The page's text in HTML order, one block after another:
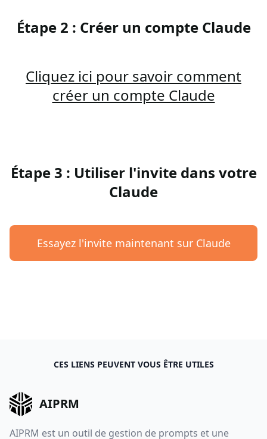
Étape 2 : Créer un compte Claude
Cliquez ici pour savoir comment
créer un compte Claude
Étape 3 : Utiliser l'invite dans votre
Claude
Essayez l'invite maintenant sur Claude
CES LIENS PEUVENT VOUS ÊTRE UTILES
AIPRM
AIPRM est un outil de gestion de prompts et une